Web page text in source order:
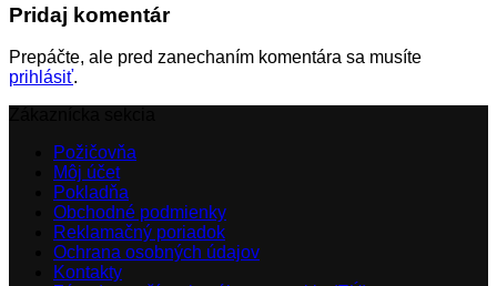
Pridaj komentár
Prepáčte, ale pred zanechaním komentára sa musíte
prihlásiť.
Požičovňa
Môj účet
Pokladňa
Obchodné podmienky
Reklamačný poriadok
Ochrana osobných údajov
Kontakty